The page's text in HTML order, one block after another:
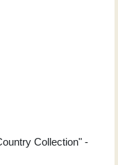
Collection" -